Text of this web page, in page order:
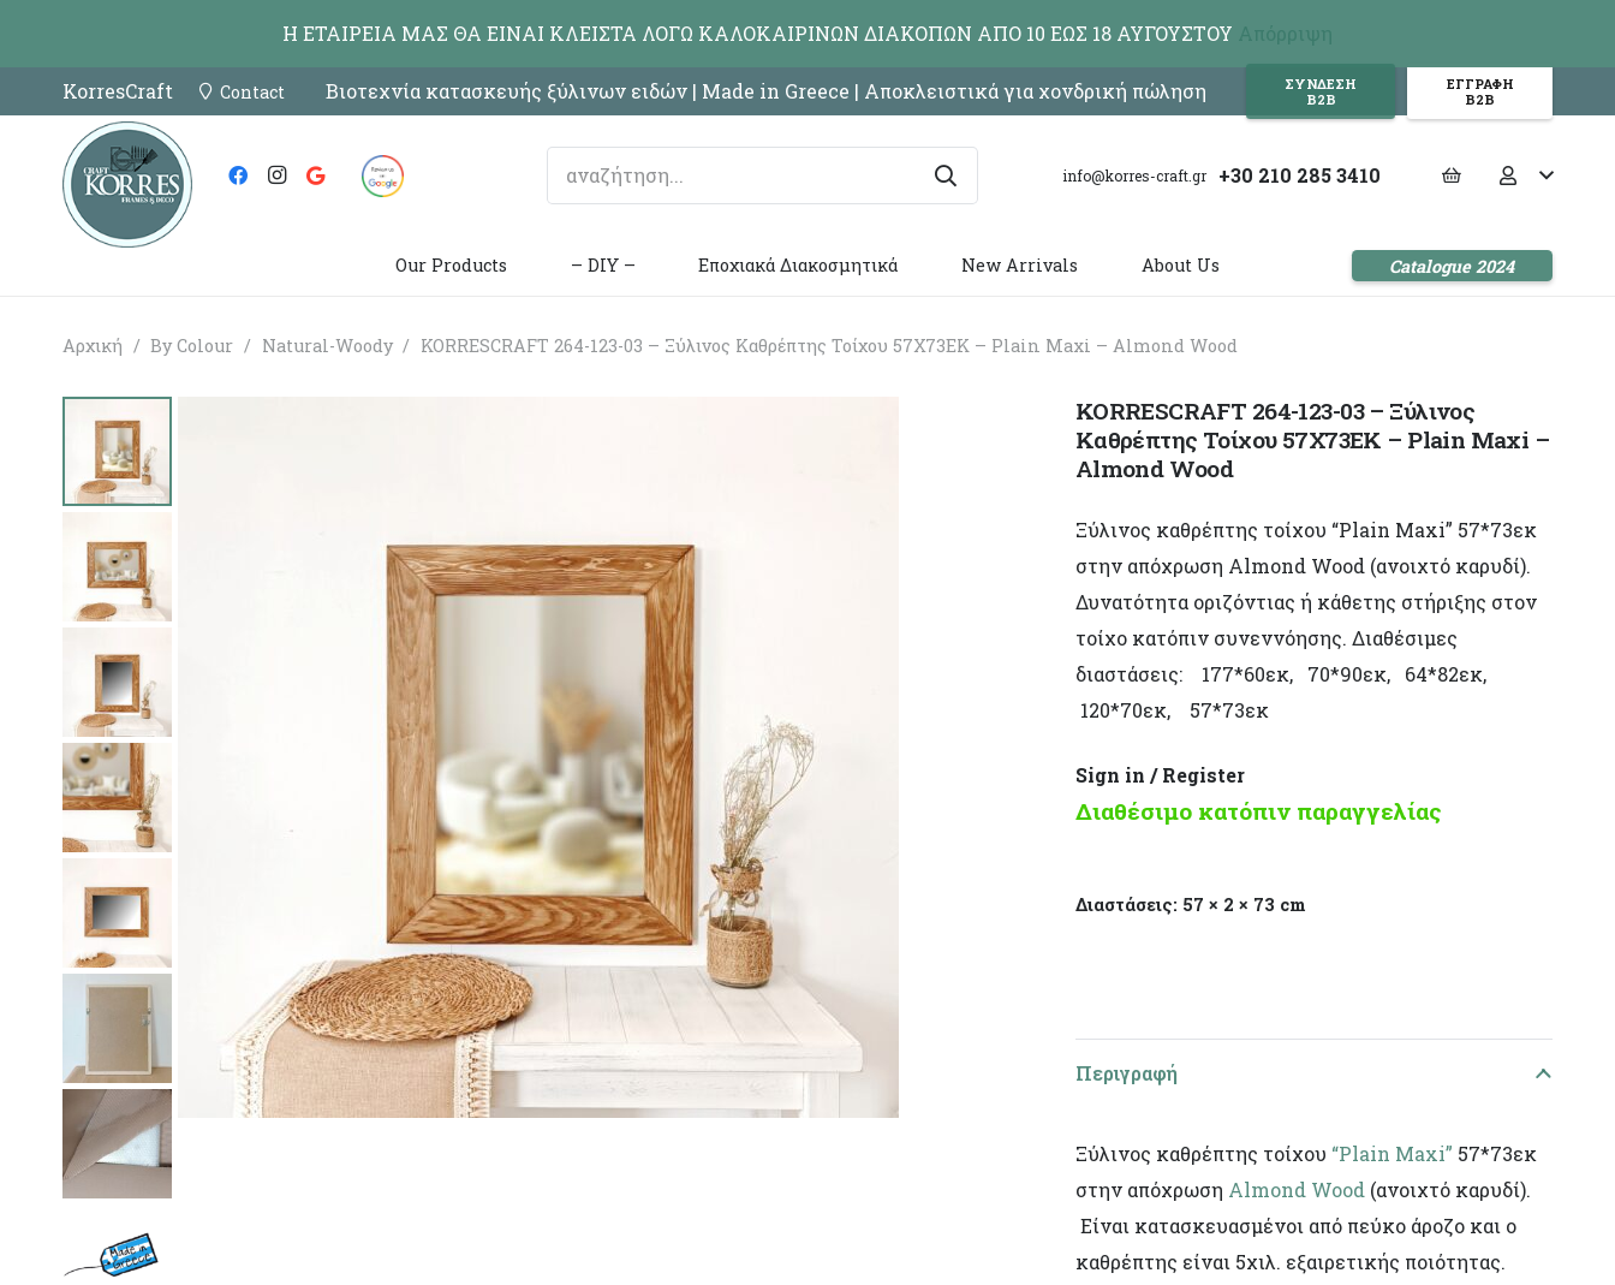
KorresCraft Contact Βιοτεχνία κατασκευής ξύλινων ειδών | Made in Greece | Αποκλειστικά για χονδρική πώληση
ΣΥΝΔΕΣΗ
Β2Β
ΕΓΓΡΑΦΗ
Β2Β
info@korres-craft.gr +30 210 285 3410
Our Products – DIY – Εποχιακά Διακοσμητικά New Arrivals About Us Catalogue 2024
Αρχική / By Colour / Natural-Woody / KORRESCRAFT 264-123-03 – Ξύλινος Καθρέπτης Τοίχου 57Χ73ΕΚ – Plain Maxi – Almond Wood
KORRESCRAFT 264-123-03 – Ξύλινος
Καθρέπτης Τοίχου 57Χ73ΕΚ – Plain Maxi –
Almond Wood
Ξύλινος καθρέπτης τοίχου “Plain Maxi” 57*73εκ
στην απόχρωση Almond Wood (ανοιχτό καρυδί).
Δυνατότητα οριζόντιας ή κάθετης στήριξης στον
τοίχο κατόπιν συνεννόησης. Διαθέσιμες
διαστάσεις: 177*60εκ, 70*90εκ, 64*82εκ,
120*70εκ, 57*73εκ
Sign in / Register
Διαθέσιμο κατόπιν παραγγελίας
Διαστάσεις: 57 × 2 × 73 cm
Περιγραφή
Ξύλινος καθρέπτης τοίχου “Plain Maxi” 57*73εκ
στην απόχρωση Almond Wood (ανοιχτό καρυδί).
Είναι κατασκευασμένοι από πεύκο άροζο και ο
καθρέπτης είναι 5χιλ. εξαιρετικής ποιότητας.
Η ΕΤΑΙΡΕΙΑ ΜΑΣ ΘΑ ΕΙΝΑΙ ΚΛΕΙΣΤΑ ΛΟΓΩ ΚΑΛΟΚΑΙΡΙΝΩΝ ΔΙΑΚΟΠΩΝ ΑΠΟ 10 ΕΩΣ 18 ΑΥΓΟΥΣΤΟΥ Απόρριψη